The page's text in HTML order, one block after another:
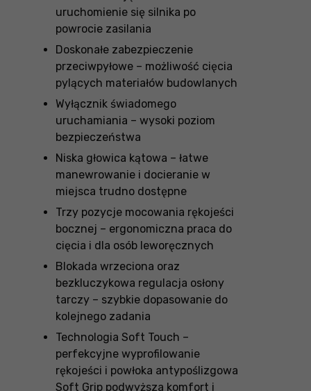
uruchomienie się silnika po
powrocie zasilania
Doskonałe zabezpieczenie
przeciwpyłowe – możliwość cięcia
pylących materiałów budowlanych
Wyłącznik świadomego
uruchamiania – wysoki poziom
bezpieczeństwa
Niska głowica kątowa – łatwe
manewrowanie i docieranie w
miejsca trudno dostępne
Trzy pozycje mocowania rękojeści
bocznej – ergonomiczna praca do
cięcia i dla osób leworęcznych
Blokada wrzeciona oraz
bezkluczykowa regulacja osłony
tarczy – szybkie dopasowanie do
kolejnego zadania
Technologia Soft Touch –
perfekcyjne wyprofilowanie
rękojeści i powłoka antypoślizgowa
Soft Grip podwyższa komfort i